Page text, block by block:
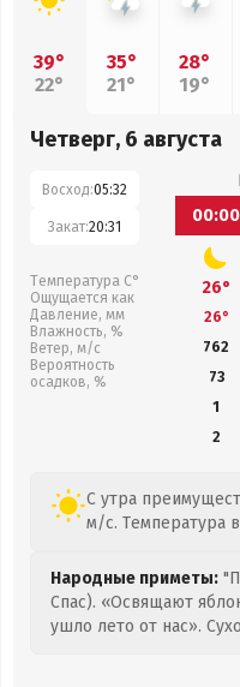
39°
22°
35°
21°
28°
19°
Четверг, 6 августа
Восход:05:32
Закат:20:31
Температура С°
Ощущается как
Давление, мм
Влажность, %
Ветер, м/с
Вероятность
осадков, %
00:00
26°
26°
762
73
1
2
С утра
м/с. Температура
Народные приметы:
Спас). «Освящают
ушло лето от нас».